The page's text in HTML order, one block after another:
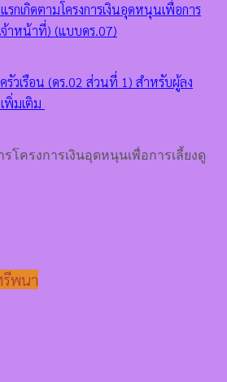
กเกิดตามโครงการเงินอุดหนุนเพื่อการ
จ้าหน้าที่) (แบบดร.07)
วเรือน (ดร.02 ส่วนที่ 1) สำหรับผู้ลง
พิ่มเติม
โครงการเงินอุดหนุนเพื่อการเลี้ยงดู
พนา